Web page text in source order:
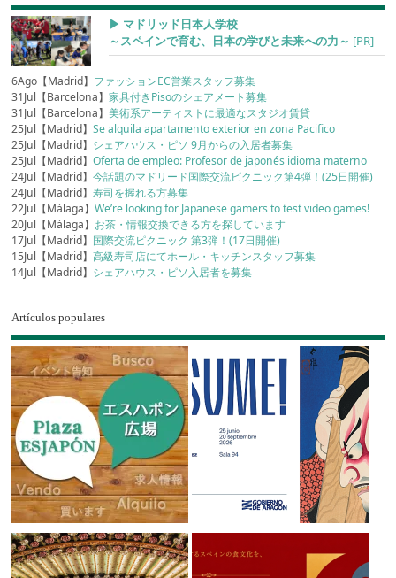
▶︎ マドリッド日本人学校
～スペインで育む、日本の学びと未来への力～ [PR]
6Ago【Madrid】 ファッションEC営業スタッフ募集
31Jul【Barcelona】家具付きPisoのシェアメート募集
31Jul【Barcelona】美術系アーティストに最適なスタジオ賃貸
25Jul【Madrid】Se alquila apartamento exterior en zona Pacifico
25Jul【Madrid】 シェアハウス・ピソ 9月からの入居者募集
25Jul【Madrid】Oferta de empleo: Profesor de japonés idioma materno
24Jul【Madrid】今話題のマドリード国際交流ピクニック第4弾！(25日開催)
24Jul【Madrid】寿司を握れる方募集
22Jul【Málaga】We’re looking for Japanese gamers to test video games!
20Jul【Málaga】 お茶・情報交換できる方を探しています
17Jul【Madrid】 国際交流ピクニック 第3弾！(17日開催)
15Jul【Madrid】高級寿司店にてホール・キッチンスタッフ募集
14Jul【Madrid】 シェアハウス・ピソ入居者を募集
Artículos populares